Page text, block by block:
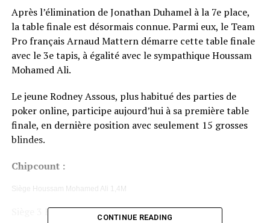
Après l’élimination de Jonathan Duhamel à la 7e place,
la table finale est désormais connue. Parmi eux, le Team
Pro français Arnaud Mattern démarre cette table finale
avec le 3e tapis, à égalité avec le sympathique Houssam
Mohamed Ali.
Le jeune Rodney Assous, plus habitué des parties de
poker online, participe aujourd’hui à sa première table
finale, en dernière position avec seulement 15 grosses
blindes.
Chipcount :
Siège Houssam Mohamed Ali 1,4M
Siège 3 Rodney Assous 520kCONTINUE READING